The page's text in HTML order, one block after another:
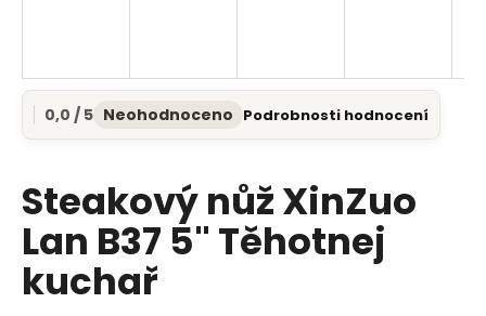
Průměrné
hodnocení
je
0,0
5
hvězdiček.
0,0 / 5 Neohodnoceno Podrobnosti hodnocení
Steakový nůž XinZuo
Lan B37 5" Těhotnej
kuchař
í
?
HLEDAT